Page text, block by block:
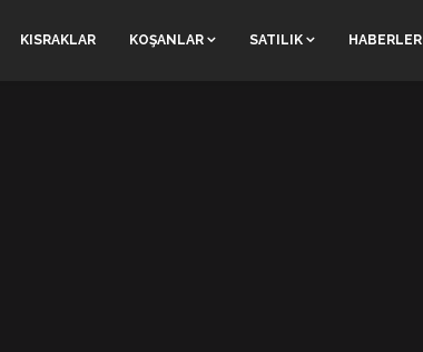
KISRAKLAR KOŞANLAR SATILIK HABERLER